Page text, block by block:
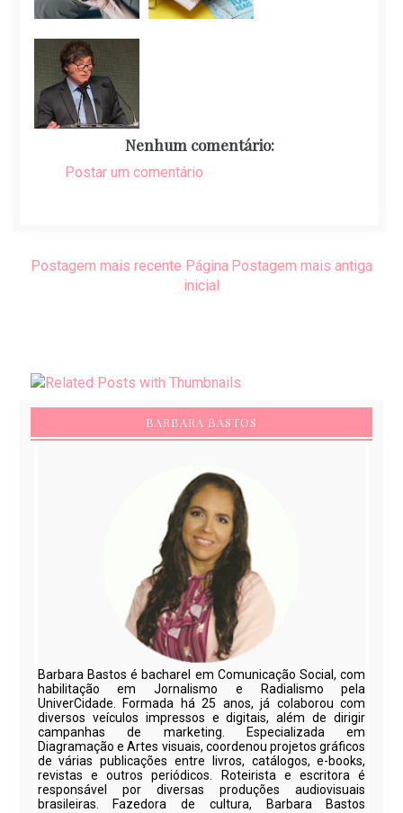
Nenhum comentário:
Postar um comentário
Postagem mais recente Postagem mais antiga
Página
inicial
BARBARA BASTOS
Barbara Bastos é bacharel em Comunicação Social, com
habilitação em Jornalismo e Radialismo pela
UniverCidade. Formada há 25 anos, já colaborou com
diversos veículos impressos e digitais, além de dirigir
campanhas de marketing. Especializada em
Diagramação e Artes visuais, coordenou projetos gráficos
de várias publicações entre livros, catálogos, e-books,
revistas e outros periódicos. Roteirista e escritora é
responsável por diversas produções audiovisuais
brasileiras. Fazedora de cultura, Barbara Bastos